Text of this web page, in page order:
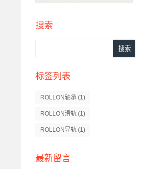
搜索
标签列表
ROLLON轴承 (1)
ROLLON滑轨 (1)
ROLLON导轨 (1)
最新留言